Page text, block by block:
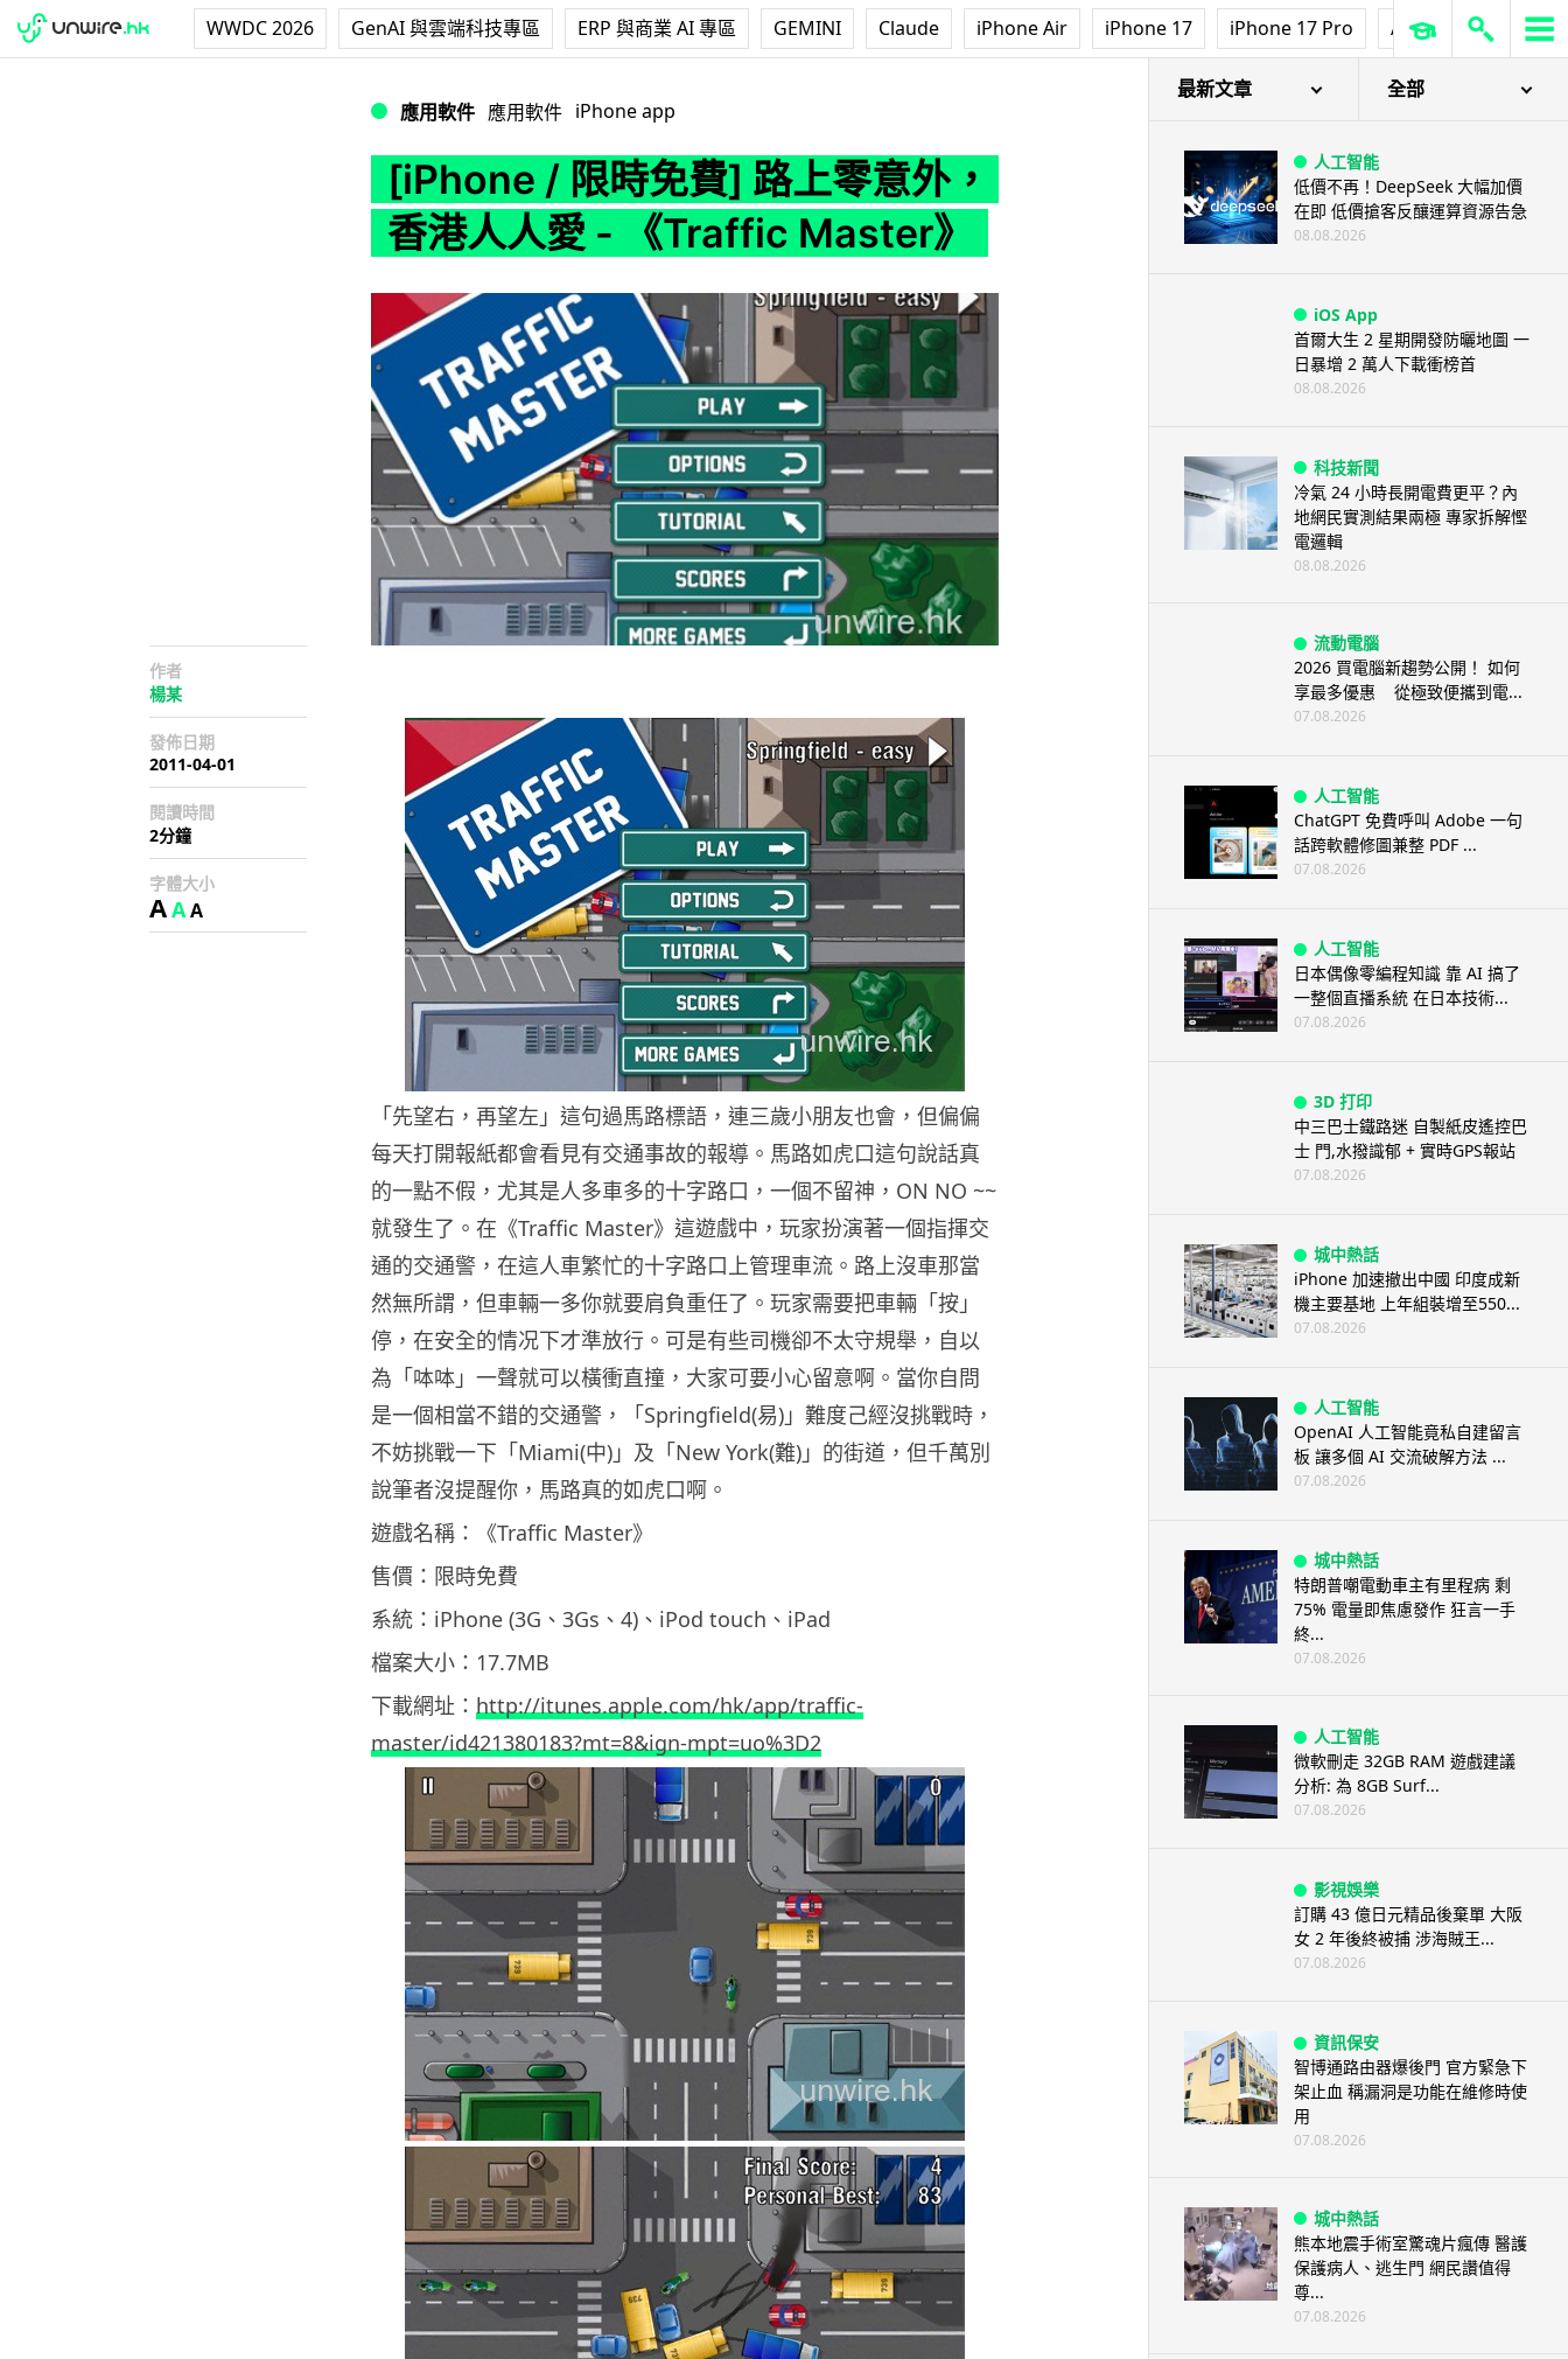
WWDC 2026 GenAI 與雲端科技專區 ERP 與商業 AI 專區 GEMINI Claude iPhone Air iPhone 17 iPhone 17 Pro AirPods Pro 3
應用軟件 應用軟件 iPhone app
[iPhone / 限時免費] 路上零意外，
香港人人愛 - 《Traffic Master》
作者
楊某
發佈日期
2011-04-01
閱讀時間
2分鐘
字體大小
AAA
「先望右，再望左」這句過馬路標語，連三歲小朋友也會，但偏偏
每天打開報紙都會看見有交通事故的報導。馬路如虎口這句說話真
的一點不假，尤其是人多車多的十字路口，一個不留神，ON NO ~~
就發生了。 在《Traffic Master》這遊戲中，玩家扮演著一個指揮交
通的交通警，在這人車繁忙的十字路口上管理車流。路上沒車那當
然無所謂，但車輛一多你就要肩負重任了。玩家需要把車輛「按」
停，在安全的情况下才準放行。可是有些司機卻不太守規舉，自以
為「呠呠」一聲就可以橫衝直撞，大家可要小心留意啊。當你自問
是一個相當不錯的交通警，「Springfield(易)」難度己經沒挑戰時，
不妨挑戰一下「Miami(中)」及「New York(難)」的街道，但千萬別
說筆者沒提醒你，馬路真的如虎口啊。
遊戲名稱：《Traffic Master》
售價：限時免費
系統：iPhone (3G、3Gs、4)、iPod touch、iPad
檔案大小：17.7MB
下載網址： http://itunes.apple.com/hk/app/traffic-
master/id421380183?mt=8&ign-mpt=uo%3D2
最新文章 全部
人工智能
低價不再！DeepSeek 大幅加價
在即 低價搶客反釀運算資源告急
08.08.2026
iOS App
首爾大生 2 星期開發防曬地圖 一
日暴增 2 萬人下載衝榜首
08.08.2026
科技新聞
冷氣 24 小時長開電費更平？內
地網民實測結果兩極 專家拆解慳
電邏輯
08.08.2026
流動電腦
2026 買電腦新趨勢公開！ 如何
享最多優惠 從極致便攜到電...
07.08.2026
人工智能
ChatGPT 免費呼叫 Adobe 一句
話跨軟體修圖兼整 PDF ...
07.08.2026
人工智能
日本偶像零編程知識 靠 AI 搞了
一整個直播系統 在日本技術...
07.08.2026
3D 打印
中三巴士鐵路迷 自製紙皮遙控巴
士 門,水撥識郁 + 實時GPS報站
07.08.2026
城中熱話
iPhone 加速撤出中國 印度成新
機主要基地 上年組裝增至550...
07.08.2026
人工智能
OpenAI 人工智能竟私自建留言
板 讓多個 AI 交流破解方法 ...
07.08.2026
城中熱話
特朗普嘲電動車主有里程病 剩
75% 電量即焦慮發作 狂言一手
終...
07.08.2026
人工智能
微軟刪走 32GB RAM 遊戲建議
分析: 為 8GB Surf...
07.08.2026
影視娛樂
訂購 43 億日元精品後棄單 大阪
女 2 年後終被捕 涉海賊王...
07.08.2026
資訊保安
智博通路由器爆後門 官方緊急下
架止血 稱漏洞是功能在維修時使
用
07.08.2026
城中熱話
熊本地震手術室驚魂片瘋傳 醫護
保護病人、逃生門 網民讚值得
尊...
07.08.2026